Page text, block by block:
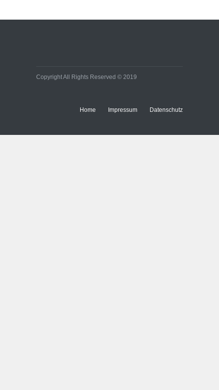
Effiziente
Copyright All Rights Reserved © 2019
Home Impressum Datenschutz